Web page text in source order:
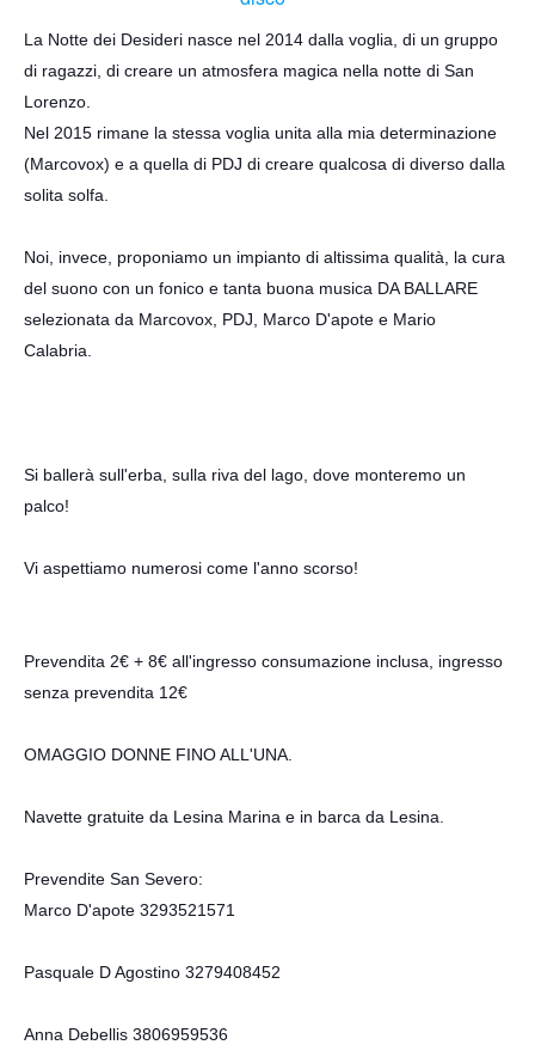
La Notte dei Desideri nasce nel 2014 dalla voglia, di un gruppo
di ragazzi, di creare un atmosfera magica nella notte di San
Lorenzo.
Nel 2015 rimane la stessa voglia unita alla mia determinazione
(Marcovox) e a quella di PDJ di creare qualcosa di diverso dalla
solita solfa.
Noi, invece, proponiamo un impianto di altissima qualità, la cura
del suono con un fonico e tanta buona musica DA BALLARE
selezionata da Marcovox , PDJ, Marco D'apote e Mario
Calabria.
Si ballerà sull'erba, sulla riva del lago, dove monteremo un
palco!
Vi aspettiamo numerosi come l'anno scorso!
Prevendita 2€ + 8€ all'ingresso consumazione inclusa, ingresso
senza prevendita 12€
OMAGGIO DONNE FINO ALL'UNA.
Navette gratuite da Lesina Marina e in barca da Lesina.
Prevendite San Severo:
Marco D'apote 3293521571
Pasquale D Agostino 3279408452
Anna Debellis 3806959536